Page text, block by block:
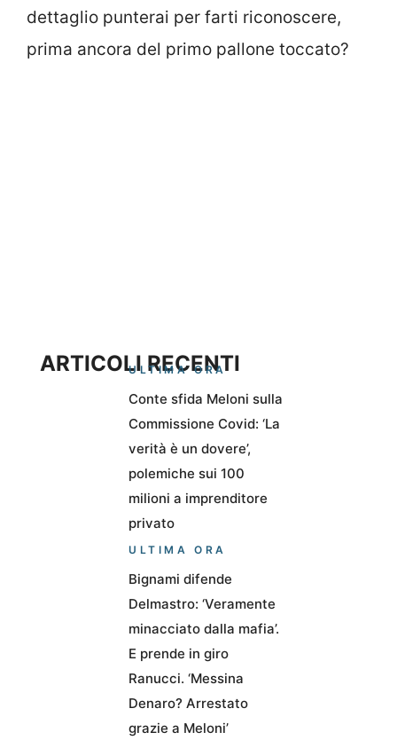
dettaglio punterai per farti riconoscere,
prima ancora del primo pallone toccato?
ARTICOLI RECENTI
ULTIMA ORA
Conte sfida Meloni sulla
Commissione Covid: ‘La
verità è un dovere’,
polemiche sui 100
milioni a imprenditore
privato
ULTIMA ORA
Bignami difende
Delmastro: ‘Veramente
minacciato dalla mafia’.
E prende in giro
Ranucci. ‘Messina
Denaro? Arrestato
grazie a Meloni’